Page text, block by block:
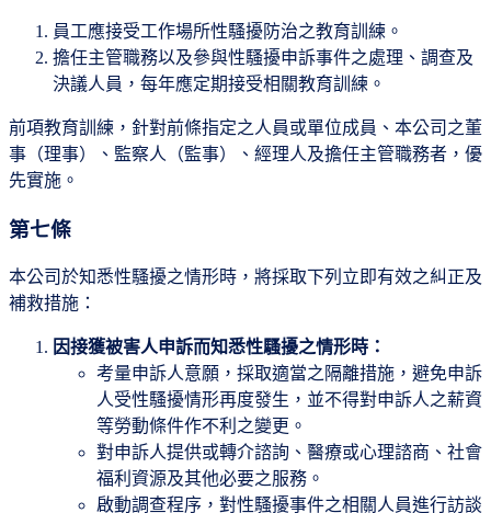
員工應接受工作場所性騷擾防治之教育訓練。
擔任主管職務以及參與性騷擾申訴事件之處理、調查及
決議人員，每年應定期接受相關教育訓練。
前項教育訓練，針對前條指定之人員或單位成員、本公司之董
事（理事）、監察人（監事）、經理人及擔任主管職務者，優
先實施。
第七條
本公司於知悉性騷擾之情形時，將採取下列立即有效之糾正及
補救措施：
因接獲被害人申訴而知悉性騷擾之情形時：
考量申訴人意願，採取適當之隔離措施，避免申訴
人受性騷擾情形再度發生，並不得對申訴人之薪資
等勞動條件作不利之變更。
對申訴人提供或轉介諮詢、醫療或心理諮商、社會
福利資源及其他必要之服務。
啟動調查程序，對性騷擾事件之相關人員進行訪談